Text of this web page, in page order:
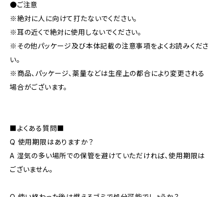
●ご注意
※絶対に人に向けて打たないでください。
※耳の近くで絶対に使用しないでください。
※その他パッケージ及び本体記載の注意事項をよくお読みくださ
い。
※商品、パッケージ、薬量などは生産上の都合により変更される
場合がございます。
■よくある質問■
Q 使用期限はありますか？
A 湿気の多い場所での保管を避けていただければ、使用期限は
ございません。